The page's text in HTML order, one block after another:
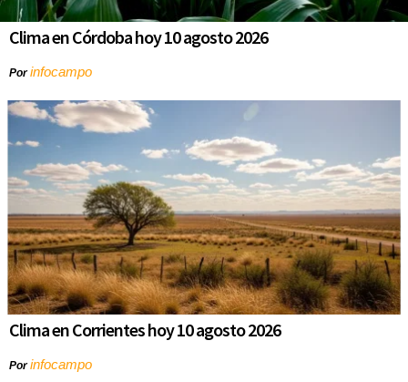
Clima en Córdoba hoy 10 agosto 2026
Porinfocampo
Clima en Corrientes hoy 10 agosto 2026
Porinfocampo